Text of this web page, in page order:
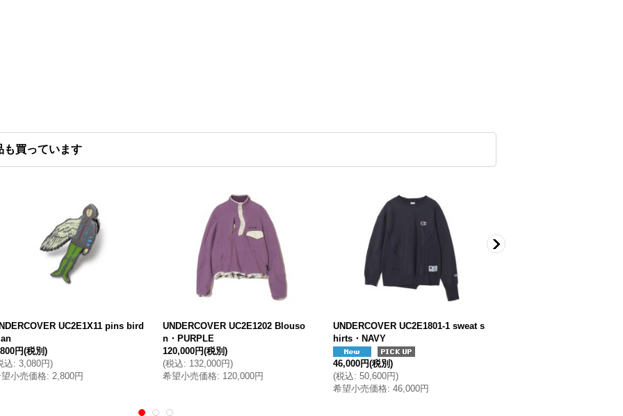
も買っています
UC2E1X11 pins bird
円(税別)
込: 3,080円)
小売価格: 2,800円
UNDERCOVER UC2E1202 Blouso
n・PURPLE
120,000円(税別)
(税込: 132,000円)
希望小売価格: 120,000円
UNDERCOVER UC2E1801-1 sweat s
hirts・NAVY
46,000円(税別)
(税込: 50,600円)
希望小売価格: 46,000円